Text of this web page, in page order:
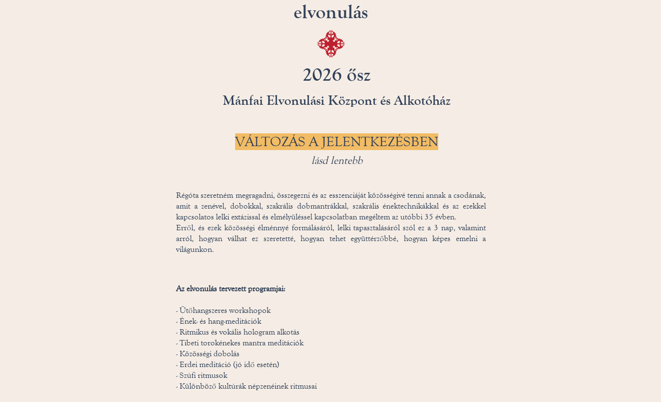
elvonulás
2026 ősz
Mánfai Elvonulási Központ és Alkotóház
VÁLTOZÁS A JELENTKEZÉSBEN
lásd lentebb
Régóta szeretném megragadni, összegezni és az esszenciáját közösségivé tenni annak a csodának,
amit a zenével, dobokkal, szakrális dobmantrákkal, szakrális énektechnikákkal és az ezekkel
kapcsolatos lelki extázissal és elmélyüléssel kapcsolatban megéltem az utóbbi 35 évben.
Erről, és ezek közösségi élménnyé formálásáról, lelki tapasztalásáról szól ez a 3 nap, valamint
arról, hogyan válhat ez szeretetté, hogyan tehet együttérzőbbé, hogyan képes emelni a
világunkon.
Az elvonulás tervezett programjai:
- Ütőhangszeres workshopok
- Ének- és hang-meditációk
- Ritmikus és vokális hologram alkotás
- Tibeti torokénekes mantra meditációk
- Közösségi dobolás
- Erdei meditáció (jó idő esetén)
- Szúfi ritmusok
- Különböző kultúrák népzenéinek ritmusai